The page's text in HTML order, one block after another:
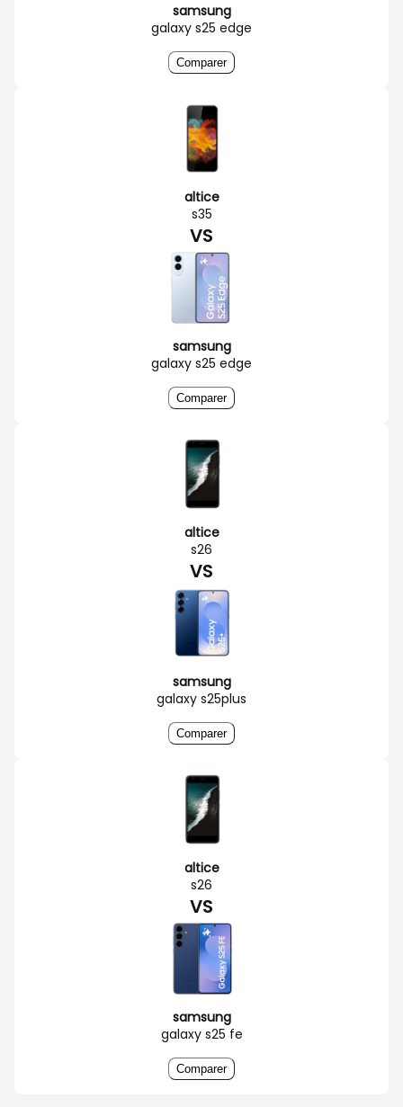
samsung
galaxy s25 edge
Comparer
altice
s35
VS
samsung
galaxy s25 edge
Comparer
altice
s26
VS
samsung
galaxy s25plus
Comparer
altice
s26
VS
samsung
galaxy s25 fe
Comparer